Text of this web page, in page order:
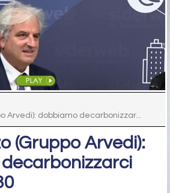
Arvedi): dobbiamo decarbonizzar...
(Gruppo Arvedi):